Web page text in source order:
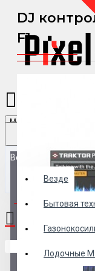
Menu
Везде
Везде
Бытовая
Лодочные
0 товар(ов) - 0 р.
DJ
F1